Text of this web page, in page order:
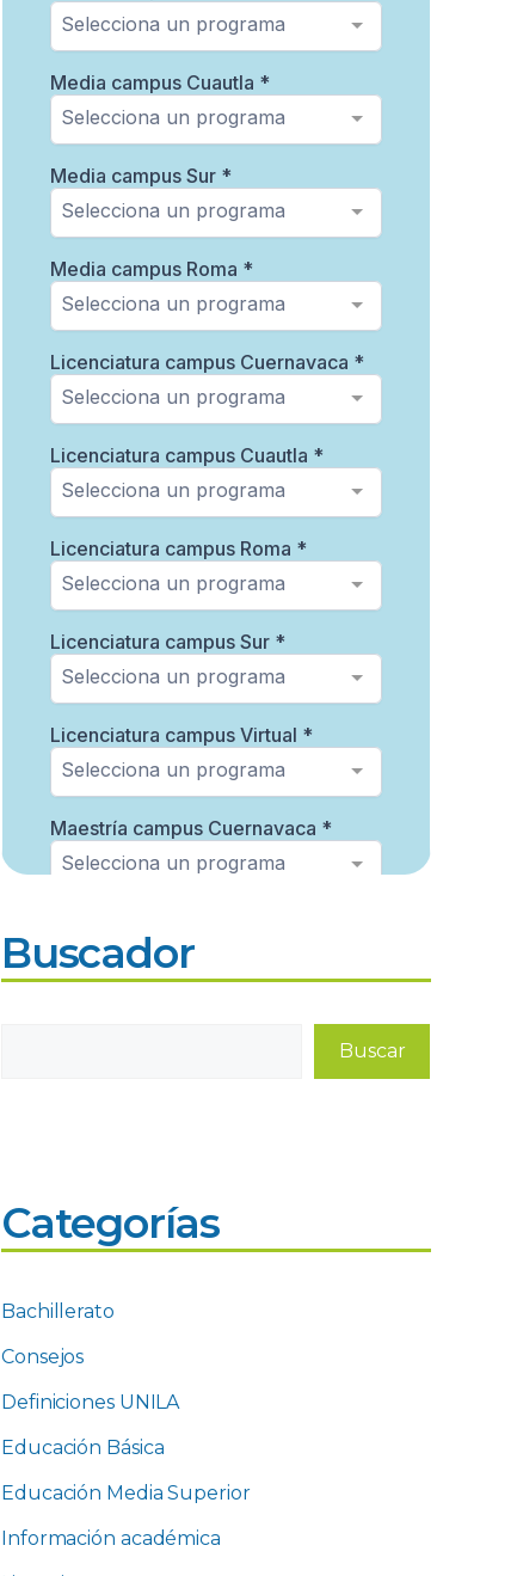
Buscador
Buscar
Categorías
Bachillerato
Consejos
Definiciones UNILA
Educación Básica
Educación Media Superior
Información académica